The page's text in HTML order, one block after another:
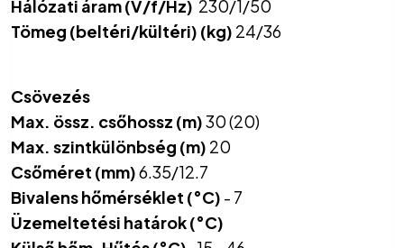
Hálózati áram (V/f/Hz) 230/1/50
Tömeg (beltéri/kültéri) (kg) 24/36
Csövezés
Max. össz. csőhossz (m)30 (20)
Max. szintkülönbség (m) 20
Csőméret (mm)6.35/12.7
Bivalens hőmérséklet (°C) - 7
Üzemeltetési határok (°C)